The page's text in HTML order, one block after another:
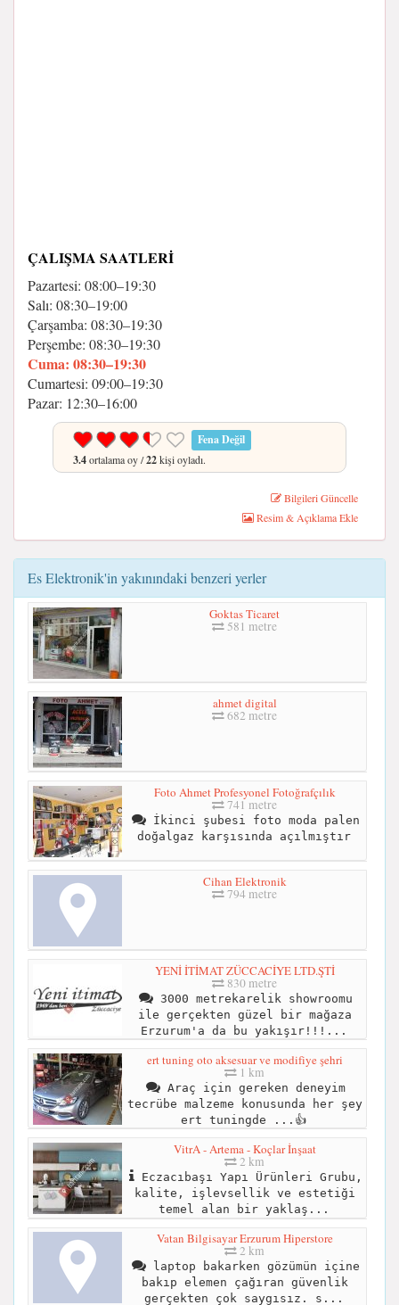
ÇALIŞMA SAATLERI
Pazartesi: 08:00–19:30
Salı: 08:30–19:00
Çarşamba: 08:30–19:30
Perşembe: 08:30–19:30
Cuma: 08:30–19:30
Cumartesi: 09:00–19:30
Pazar: 12:30–16:00
Fena Değil
3.4ortalama oy /22kişi oyladı.
Bilgileri Güncelle
Resim & Açıklama Ekle
Es Elektronik'in yakınındaki benzeri yerler
Goktas Ticaret
581 metre
ahmet digital
682 metre
Foto Ahmet Profesyonel Fotoğrafçılık
741 metre
İkinci şubesi foto moda palen
doğalgaz karşısında açılmıştır
Cihan Elektronik
794 metre
YENİ İTİMAT ZÜCCACİYE LTD.ŞTİ
830 metre
3000 metrekarelik showroomu
ile gerçekten güzel bir mağaza
Erzurum'a da bu yakışır!!!...
ert tuning oto aksesuar ve modifiye şehri
1 km
Araç için gereken deneyim
tecrübe malzeme konusunda her şey
ert tuningde ...👍
VitrA - Artema - Koçlar İnşaat
2 km
Eczacıbaşı Yapı Ürünleri Grubu,
kalite, işlevsellik ve estetiği
temel alan bir yaklaş...
Vatan Bilgisayar Erzurum Hiperstore
2 km
laptop bakarken gözümün içine
bakıp elemen çağıran güvenlik
gerçekten çok saygısız. s...